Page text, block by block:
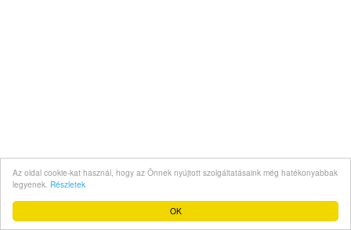
OK
Az oldal cookie-kat használ, hogy az Önnek nyújtott szolgáltatásaink még hatékonyabbak
legyenek. Részletek